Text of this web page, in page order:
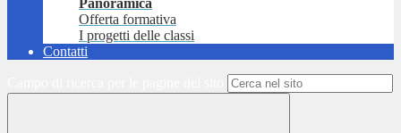
Panoramica
Offerta formativa
I progetti delle classi
Contatti